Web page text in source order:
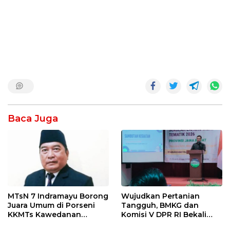
Baca Juga
MTsN 7 Indramayu Borong
Juara Umum di Porseni
KKMTs Kawedanan
Wujudkan Pertanian
Tangguh, BMKG dan
Komisi V DPR RI Bekali